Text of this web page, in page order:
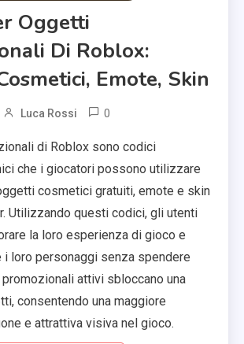
Oggetti
Di Roblox:
Emote, Skin
Luca Rossi 0
di Roblox sono codici
che i giocatori possono utilizzare
cosmetici gratuiti, emote e skin
Utilizzando questi codici, gli utenti
la loro esperienza di gioco e
loro personaggi senza spendere
promozionali attivi sbloccano una
consentendo una maggiore
e attrattiva visiva nel gioco.